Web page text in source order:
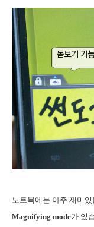
노트북에는 아주 재미
Magnifying mode가 있